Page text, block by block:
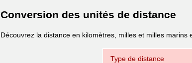
Conversion des unités de distance
Découvrez la distance en kilomètres, milles et milles
Type de distance